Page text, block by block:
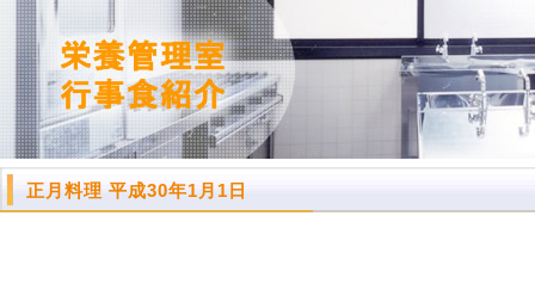
正月料理 平成30年1月1日